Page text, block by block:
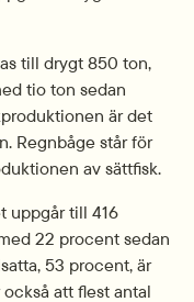
till drygt 850 ton,
tio ton sedan
är det
Regnbåge står för
av sättfisk.
uppgår till 416
22 procent sedan
53 procent, är
att flest antal